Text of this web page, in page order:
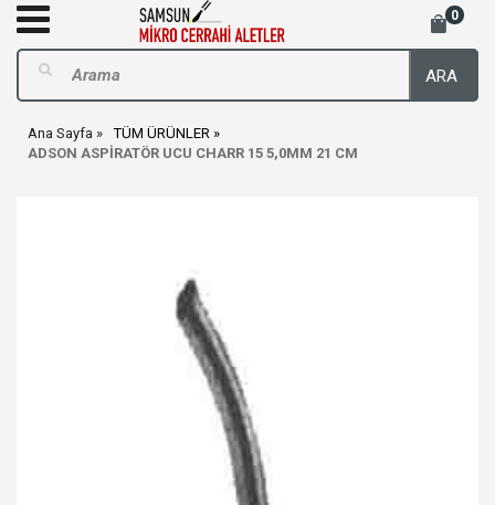
0
ARA
Ana Sayfa
TÜM ÜRÜNLER
ADSON ASPİRATÖR UCU CHARR 15 5,0MM 21 CM